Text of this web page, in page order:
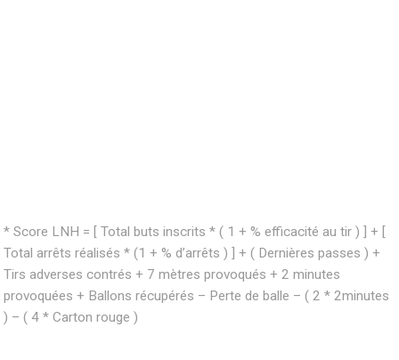
* Score LNH = [ Total buts inscrits * ( 1 + % efficacité au tir ) ] + [
Total arrêts réalisés * (1 + % d’arrêts ) ] + ( Dernières passes ) +
Tirs adverses contrés + 7 mètres provoqués + 2 minutes
provoquées + Ballons récupérés – Perte de balle – ( 2 * 2minutes
) – ( 4 * Carton rouge )